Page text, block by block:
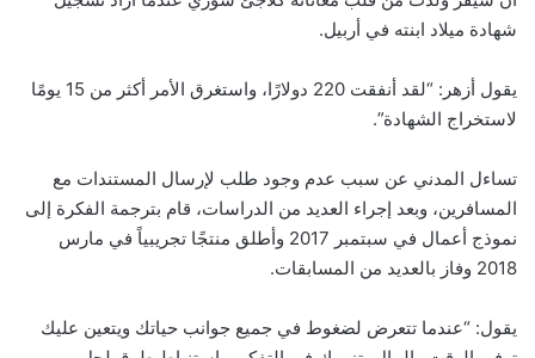
شهادة ميلاد ابنته في أربيل.
يقول أزهر: “لقد أنفقت 220 دولارًا، واستغرق الأمر أكثر من 15 يومًا
لاستخراج الشهادة”.
تساءل المدني عن سبب عدم وجود طلب لإرسال المستندات مع
المسافرين، وبعد إجراء العديد من الدراسات، قام بترجمة الفكرة إلى
نموذج أعمال في سبتمبر 2017 وأطلق منتجًا تجريبياً في مارس
2018 وفاز بالعديد من المسابقات.
يقول: “عندما تتعرض لضغوط في جميع جوانب حياتك ويتعين عليك